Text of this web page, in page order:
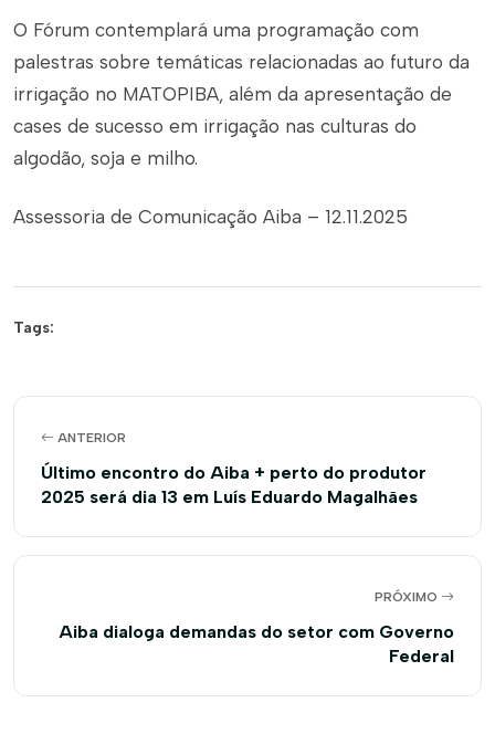
O Fórum contemplará uma programação com
palestras sobre temáticas relacionadas ao futuro da
irrigação no MATOPIBA, além da apresentação de
cases de sucesso em irrigação nas culturas do
algodão, soja e milho.
Assessoria de Comunicação Aiba – 12.11.2025
Tags:
ANTERIOR
Último encontro do Aiba + perto do produtor
2025 será dia 13 em Luís Eduardo Magalhães
PRÓXIMO
Aiba dialoga demandas do setor com Governo
Federal